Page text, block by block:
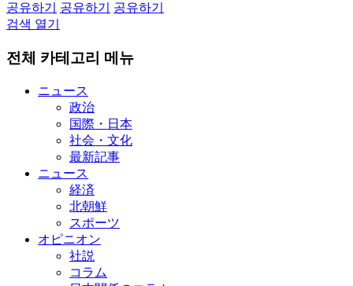
공유하기
공유하기
공유하기
검색 열기
전체 카테고리 메뉴
ニュース
政治
国際・日本
社会・文化
最新記事
ニュース
経済
北朝鮮
スポーツ
オピニオン
社説
コラム